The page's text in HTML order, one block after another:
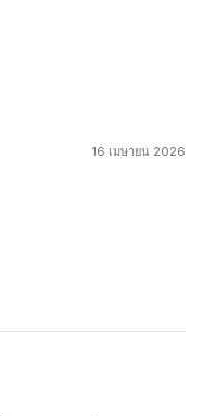
16 เมษายน 2026